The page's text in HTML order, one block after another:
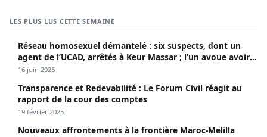
LES PLUS LUS CETTE SEMAINE
Réseau homosexuel démantelé : six suspects, dont un
agent de l’UCAD, arrêtés à Keur Massar ; l’un avoue avoir
propagé le VIH depuis 2018
16 juin 2026
Transparence et Redevabilité : Le Forum Civil réagit au
rapport de la cour des comptes
19 février 2025
Nouveaux affrontements à la frontière Maroc-Melilla